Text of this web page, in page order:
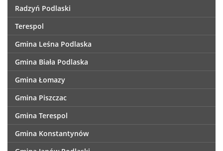
Radzyń Podlaski
Terespol
Gmina Leśna Podlaska
Gmina Biała Podlaska
Gmina Łomazy
Gmina Piszczac
Gmina Terespol
Gmina Konstantynów